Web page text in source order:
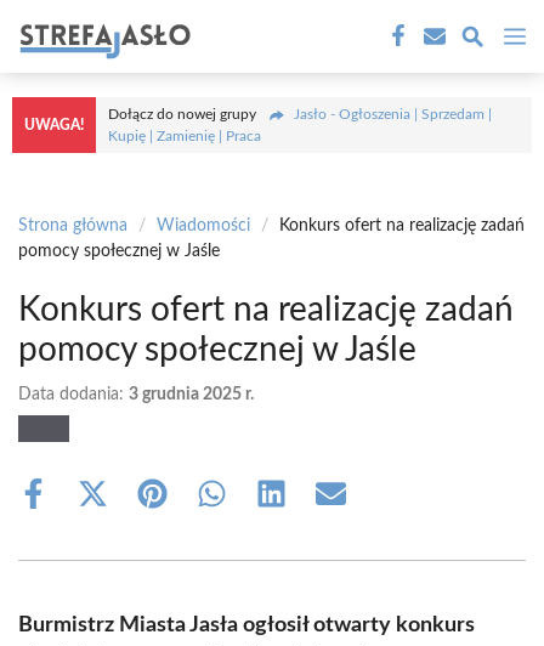
treści
UWAGA!
Dołącz do nowej grupy
Jasło - Ogłoszenia | Sprzedam |
Kupię | Zamienię | Praca
Strona główna / Wiadomości /
Konkurs ofert na realizację zadań
pomocy społecznej w Jaśle
Konkurs ofert na realizację zadań
pomocy społecznej w Jaśle
Data dodania: 3 grudnia 2025 r.
Share
Share
(Twitter)
Share Share Share Share
Burmistrz Miasta Jasła ogłosił otwarty konkurs